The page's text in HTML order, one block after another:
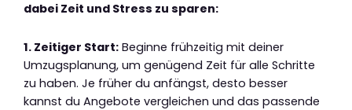
dabei Zeit und Stress zu sparen:
1. Zeitiger Start: Beginne frühzeitig mit deiner
Umzugsplanung, um genügend Zeit für alle Schritte
zu haben. Je früher du anfängst, desto besser
kannst du Angebote vergleichen und das passende